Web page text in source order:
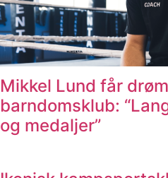
Mikkel Lund får
barndomsklub:
og medaljer”